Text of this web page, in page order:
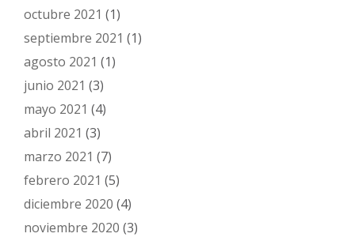
octubre 2021 (1)
septiembre 2021 (1)
agosto 2021 (1)
junio 2021 (3)
mayo 2021 (4)
abril 2021 (3)
marzo 2021 (7)
febrero 2021 (5)
diciembre 2020 (4)
noviembre 2020 (3)